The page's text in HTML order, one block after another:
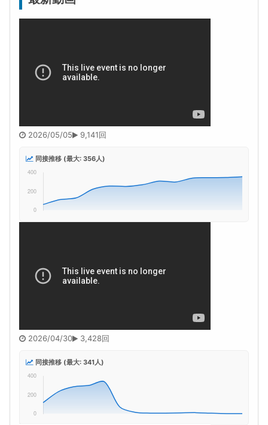
2026/05/05 9,141回
同接推移 (最大: 356人)
2026/04/30 3,428回
同接推移 (最大: 341人)